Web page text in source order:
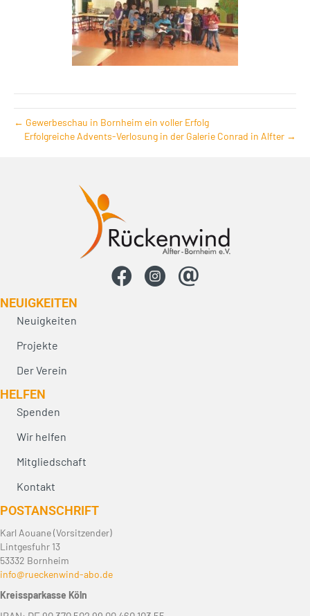
← Gewerbeschau in Bornheim ein voller Erfolg
Erfolgreiche Advents-Verlosung in der Galerie Conrad in Alfter →
NEUIG­KEITEN
Neuigkeiten
Projekte
Der Verein
HELFEN
Spenden
Wir helfen
Mitgliedschaft
Kontakt
POST­ANSCHRIFT
Karl Aouane (Vorsitzender)
Lintgesfuhr 13
53332 Bornheim
info@rueckenwind-abo.de
Kreissparkasse Köln